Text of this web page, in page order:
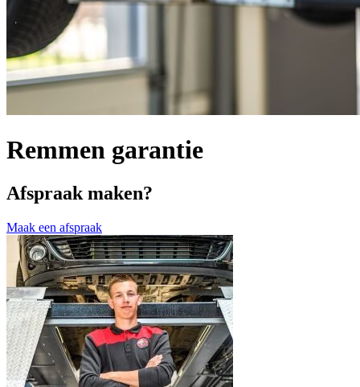
Remmen garantie
Afspraak maken?
Maak een afspraak